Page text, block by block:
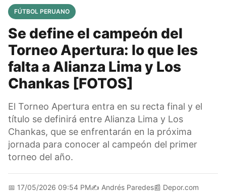
FÚTBOL PERUANO
Se define el campeón del
Torneo Apertura: lo que les
falta a Alianza Lima y Los
Chankas [FOTOS]
El Torneo Apertura entra en su recta final y el
título se definirá entre Alianza Lima y Los
Chankas, que se enfrentarán en la próxima
jornada para conocer al campeón del primer
torneo del año.
📅 17/05/2026 09:54 PM✍️ Andrés Paredes📰 Depor.com